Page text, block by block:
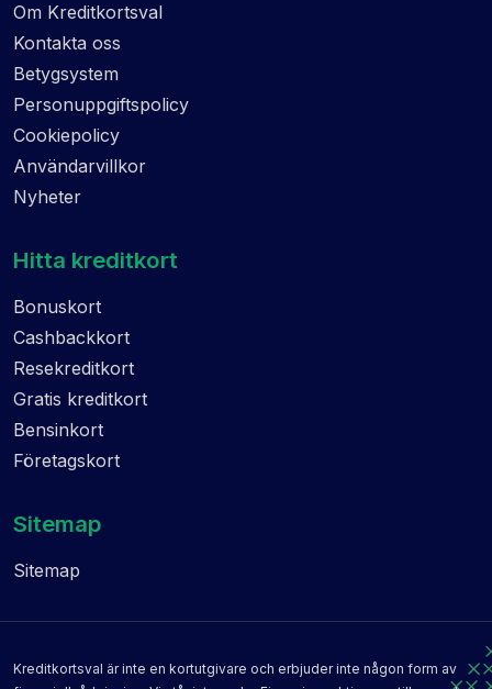
Om Kreditkortsval
Kontakta oss
Betygsystem
Personuppgiftspolicy
Cookiepolicy
Användarvillkor
Nyheter
Hitta kreditkort
Bonuskort
Cashbackkort
Resekreditkort
Gratis kreditkort
Bensinkort
Företagskort
Sitemap
Sitemap
Kreditkortsval är inte en kortutgivare och erbjuder inte någon form av